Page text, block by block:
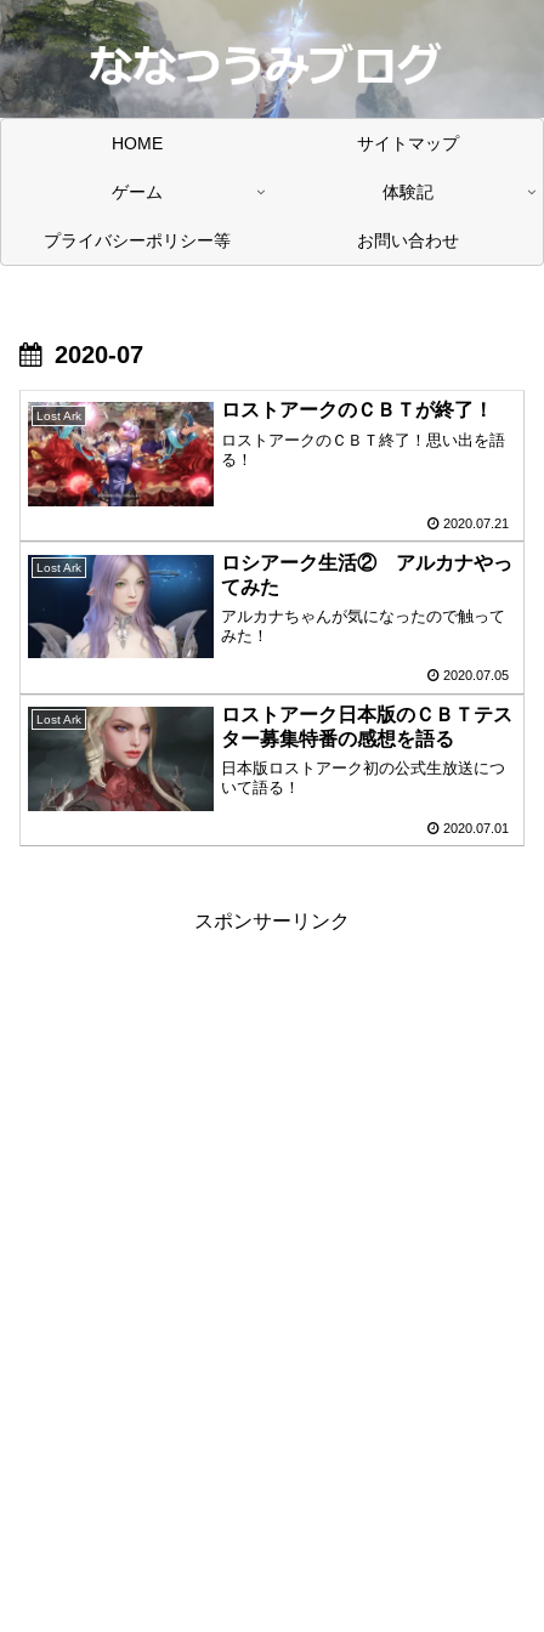
HOME サイトマップ
ゲーム 体験記
プライバシーポリシー等 お問い合わせ
2020-07
Lost Ark ロストアークのＣＢＴが終了！
ロストアークのＣＢＴ終了！思い出を語
る！
2020.07.21
Lost Ark
ロシアーク生活② アルカナやっ
てみた
アルカナちゃんが気になったので触って
みた！
2020.07.05
Lost Ark
ロストアーク日本版のＣＢＴテス
ター募集特番の感想を語る
日本版ロストアーク初の公式生放送につ
いて語る！
2020.07.01
スポンサーリンク